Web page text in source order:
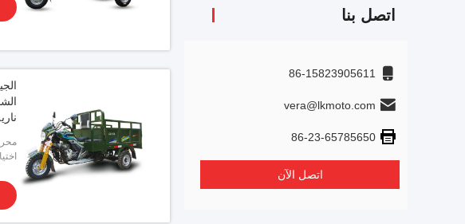
اتصل بنا
86-15823905611
vera@lkmoto.com
86-23-65785650
اتصل الآن